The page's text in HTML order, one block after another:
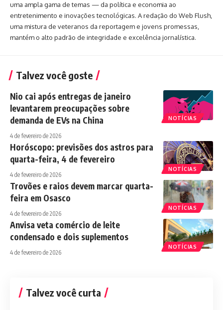
uma ampla gama de temas — da política e economia ao
entretenimento e inovações tecnológicas. A redação do Web Flush,
uma mistura de veteranos da reportagem e jovens promessas,
mantém o alto padrão de integridade e excelência jornalística.
Talvez você goste
NOTÍCIAS
Nio cai após entregas de janeiro
levantarem preocupações sobre
demanda de EVs na China
4 de fevereiro de 2026
NOTÍCIAS
Horóscopo: previsões dos astros para
quarta-feira, 4 de fevereiro
4 de fevereiro de 2026
NOTÍCIAS
Trovões e raios devem marcar quarta-
feira em Osasco
4 de fevereiro de 2026
NOTÍCIAS
Anvisa veta comércio de leite
condensado e dois suplementos
4 de fevereiro de 2026
Talvez você curta